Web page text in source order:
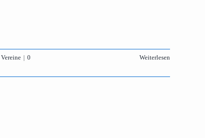
Vereine | 0
Weiterlesen